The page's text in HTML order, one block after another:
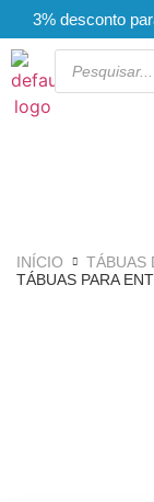
3% desconto
INÍCIO
TÁBUAS
TÁBUAS PARA